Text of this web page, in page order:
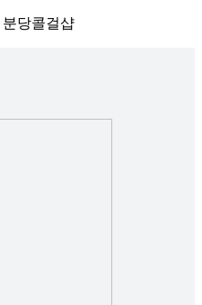
분당콜걸샵